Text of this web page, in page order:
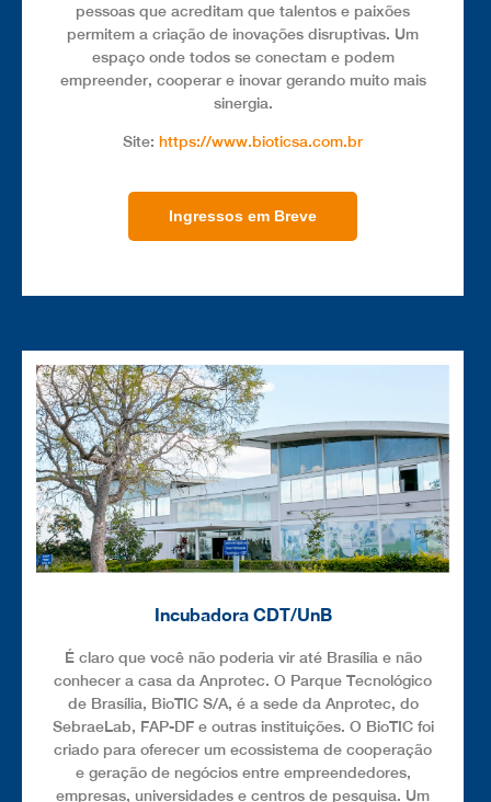
pessoas que acreditam que talentos e paixões
permitem a criação de inovações disruptivas. Um
espaço onde todos se conectam e podem
empreender, cooperar e inovar gerando muito mais
sinergia.
Site: https://www.bioticsa.com.br
Ingressos em Breve
Incubadora CDT/UnB
É claro que você não poderia vir até Brasília e não
conhecer a casa da Anprotec. O Parque Tecnológico
de Brasília, BioTIC S/A, é a sede da Anprotec, do
SebraeLab, FAP-DF e outras instituições. O BioTIC foi
criado para oferecer um ecossistema de cooperação
e geração de negócios entre empreendedores,
empresas, universidades e centros de pesquisa. Um